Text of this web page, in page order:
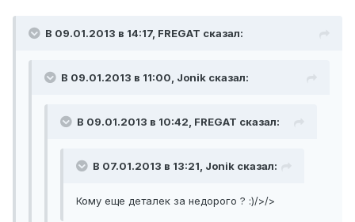
В 09.01.2013 в 14:17, FREGAT сказал:
В 09.01.2013 в 11:00, Jonik сказал:
В 09.01.2013 в 10:42, FREGAT сказал:
В 07.01.2013 в 13:21, Jonik сказал:
Кому еще деталек за недорого ? :)/>/>